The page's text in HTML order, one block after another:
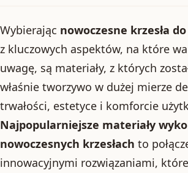
Wybierając nowoczesne krzesła
z kluczowych aspektów, na które
uwagę, są materiały, z których
właśnie tworzywo w dużej mierze
trwałości, estetyce i komforcie
Najpopularniejsze materiały
nowoczesnych krzesłach to
innowacyjnymi rozwiązaniami,